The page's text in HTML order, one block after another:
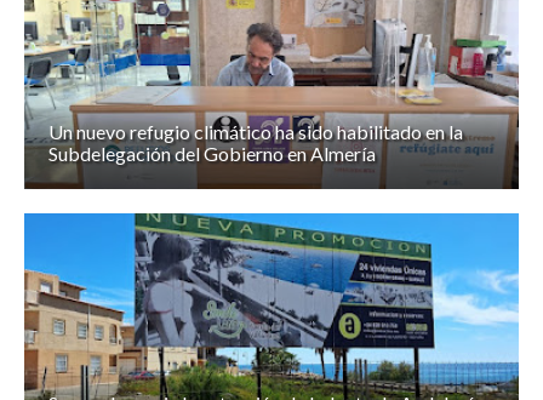
Un nuevo refugio climático ha sido habilitado en la
Subdelegación del Gobierno en Almería